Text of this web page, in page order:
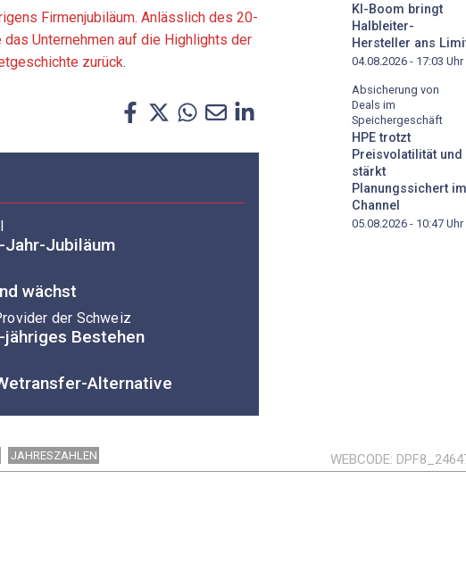
Firmenjubiläum. Anlässlich des 20-
Unternehmen auf die Highlights der
zurück.
Jubiläum
wächst
der Schweiz
Bestehen
Alternative
KI-Boom bringt
Halbleiter-
Hersteller ans
04.08.2026 - 17:03 Uhr
Absicherung von
Deals im
Speichergeschäft
HPE trotzt
Preisvolatilität und
stärkt
Planungssichert im
Channel
05.08.2026 - 10:47 Uhr
JAHRESZAHLEN WEBCODE